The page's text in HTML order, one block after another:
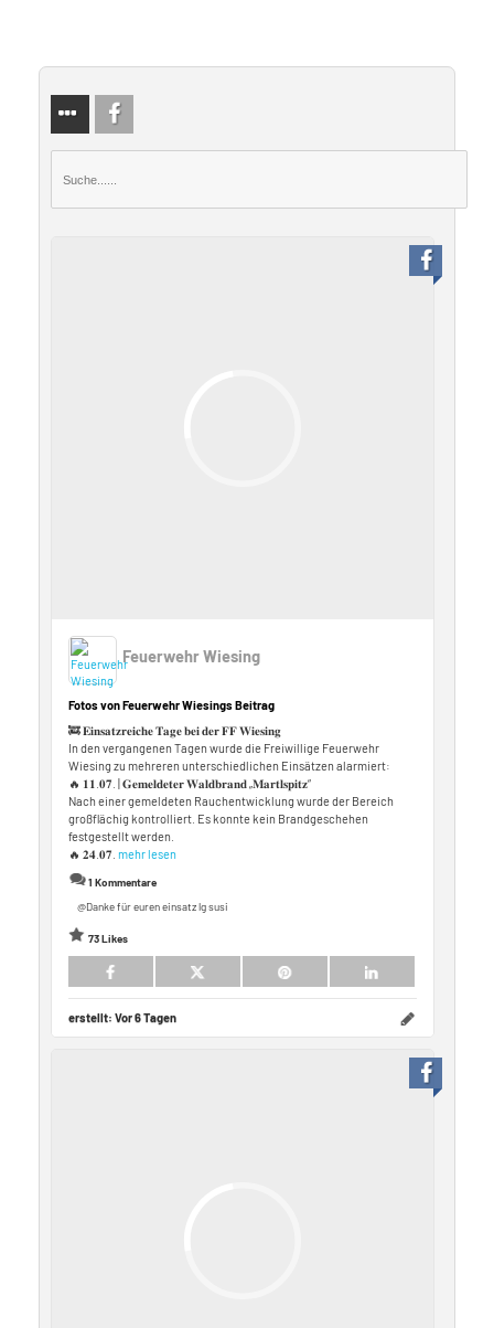
Feuerwehr Wiesing
Fotos von Feuerwehr Wiesings Beitrag
🚒 𝐄𝐢𝐧𝐬𝐚𝐭𝐳𝐫𝐞𝐢𝐜𝐡𝐞 𝐓𝐚𝐠𝐞 𝐛𝐞𝐢 𝐝𝐞𝐫 𝐅𝐅 𝐖𝐢𝐞𝐬𝐢𝐧𝐠
In den vergangenen Tagen wurde die Freiwillige Feuerwehr
Wiesing zu mehreren unterschiedlichen Einsätzen alarmiert:
🔥 𝟏𝟏.𝟎𝟕. | 𝐆𝐞𝐦𝐞𝐥𝐝𝐞𝐭𝐞𝐫 𝐖𝐚𝐥𝐝𝐛𝐫𝐚𝐧𝐝 „𝐌𝐚𝐫𝐭𝐥𝐬𝐩𝐢𝐭𝐳“
Nach einer gemeldeten Rauchentwicklung wurde der Bereich
großflächig kontrolliert. Es konnte kein Brandgeschehen
festgestellt werden.
🔥 𝟐𝟒.𝟎𝟕. mehr lesen
1 Kommentare
@Danke für euren einsatz lg susi
73 Likes
erstellt: Vor 6 Tagen